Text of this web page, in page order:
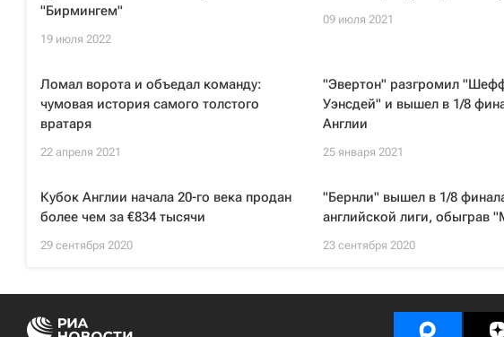
"Бирмингем"
19 июля 2022
09 июля 2021
Ломал ворота и объедал команду:
чумовая история самого толстого
вратаря
22 апреля 2021
"Эвертон" разгромил
Уэнсдей" и вышел в 1/8
Англии
25 января 2021
Кубок Англии начала 20-го века продан
более чем за €834 тысячи
29 сентября 2020
"Бернли" вышел в 1/8
английской лиги, обыграв
23 сентября 2020